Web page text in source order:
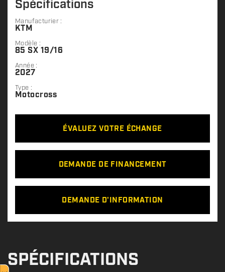
Spécifications
Manufacturier :
KTM
Modèle :
85 SX 19/16
Année :
2027
Type :
Motocross
ÉVALUEZ VOTRE ÉCHANGE
DEMANDE DE FINANCEMENT
DEMANDE D'INFORMATION
SPÉCIFICATIONS